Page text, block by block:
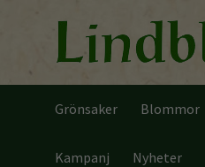
Grönsaker Blommor
Kampanj Nyheter